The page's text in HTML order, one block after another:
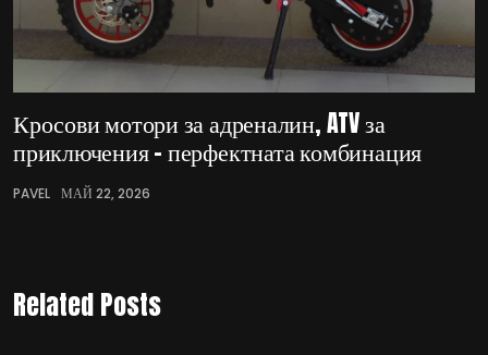
Кросови мотори за адреналин, ATV за
приключения – перфектната комбинация
PAVEL МАЙ 22, 2026
Related Posts